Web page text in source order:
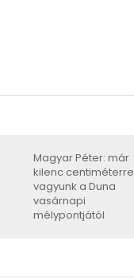
Magyar Péter: már
kilenc centiméterre
vagyunk a Duna
vasárnapi
mélypontjától